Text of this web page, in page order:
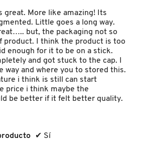
great. More like amazing! Its
Little goes a long way.
but, the packaging not so
product. I think the product is too
enough for it to be on a stick.
and got stuck to the cap. I
way and where you to stored this.
i think is still can start
price i think maybe the
be better if it felt better quality.
✔ Sí